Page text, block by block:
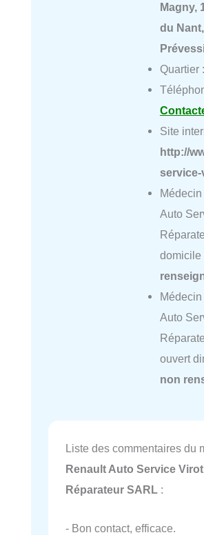
Magny,
du
Quartier :
Site
http://
Auto
domicile
Auto
ouvert
non
Liste des commentaires du
Renault Auto Service Virot
Réparateur SARL :
- Bon contact, efficace.